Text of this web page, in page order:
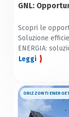
GNL:
Scopri le
Soluzione
ENERGIA:
Leggi
ORIZZONTI